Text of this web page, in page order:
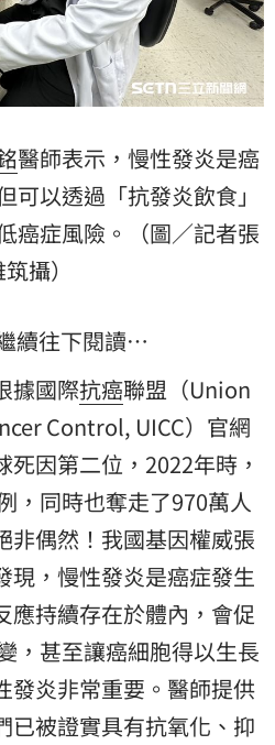
醫師表示，慢性發炎是癌
可以透過「抗發炎飲食」
癌症風險。（圖／記者張
攝）
續往下閱讀…
據國際抗癌聯盟（Union
Control, UICC）官網
因第二位，2022年時，
，同時也奪走了970萬人
非偶然！我國基因權威張
現，慢性發炎是癌症發生
應持續存在於體內，會促
，甚至讓癌細胞得以生長
發炎非常重要。醫師提供
已被證實具有抗氧化、抑